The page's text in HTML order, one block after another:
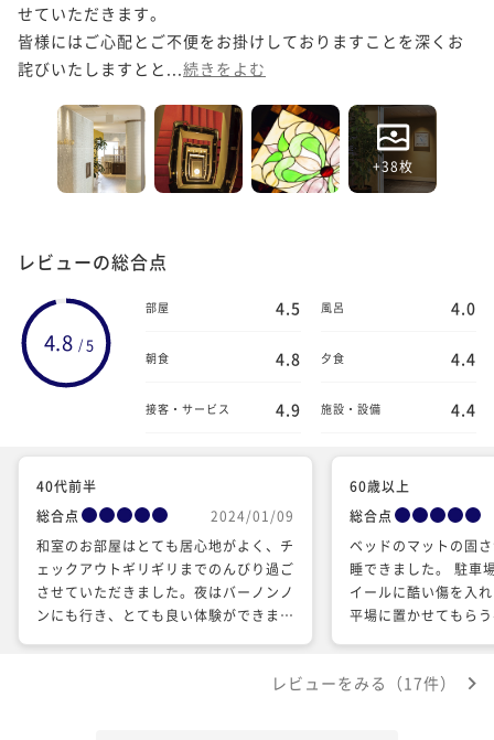
せていただきます。
皆様にはご心配とご不便をお掛けしておりますことを深くお
詫びいたしますとと... 続きをよむ
+38枚
レビューの総合点
4.8 /5
部屋 4.5 風呂 4.0
朝食 4.8 夕食 4.4
接客・サービス 4.9 施設・設備 4.4
40代前半
総合点
2024/01/09
和室のお部屋はとても居心地がよく、チ
ェックアウトギリギリまでのんびり過ご
させていただきました。夜はバーノンノ
ンにも行き、とても良い体験ができまし
60歳以上
総合点
ベッドのマットの固
睡できました。 駐車
イールに酷い傷を入
平場に置かせてもら
レビューをみる（17件）